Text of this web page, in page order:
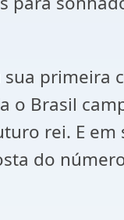
primeira
o Brasil
rei. E em
do